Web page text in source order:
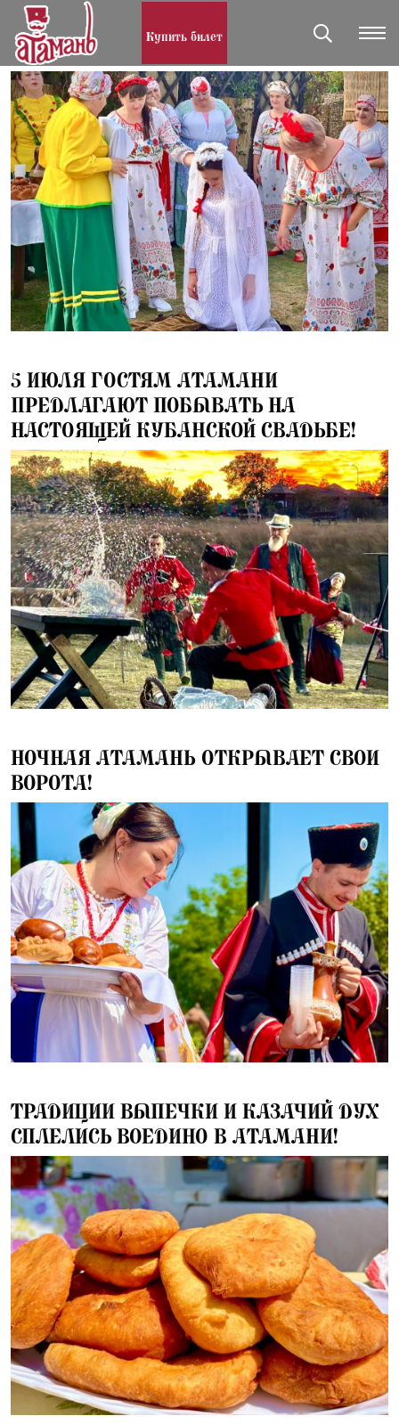
Купить билет
5 ИЮЛЯ ГОСТЯМ АТАМАНИ
ПРЕДЛАГАЮТ ПОБЫВАТЬ НА
НАСТОЯЩЕЙ КУБАНСКОЙ СВАДЬБЕ!
НОЧНАЯ АТАМАНЬ ОТКРЫВАЕТ СВОИ
ВОРОТА!
ТРАДИЦИИ ВЫПЕЧКИ И КАЗАЧИЙ ДУХ
СПЛЕЛИСЬ ВОЕДИНО В АТАМАНИ!